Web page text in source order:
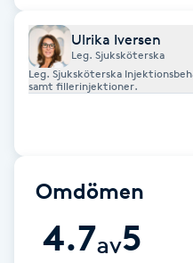
Hudföryngring
Huduppstramning
Hyaluronsyra
Hyperhidros
Ulrika Iversen
Leg. Sjuksköterska
Leg. Sjuksköterska Injektionsbehandlingar som botoxinjektioner
samt fillerinjektioner.
Omdömen
4.7av5